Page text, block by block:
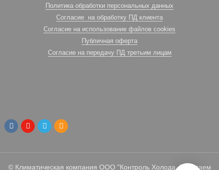
Политика обработки персональных данных
Согласие на обработку ПД клиента
Согласие на использование файлов cookies
Публичная оферта
Согласие на передачу ПД третьим лицам
© Климатическая компания ООО "Контроль Холода. Работаем